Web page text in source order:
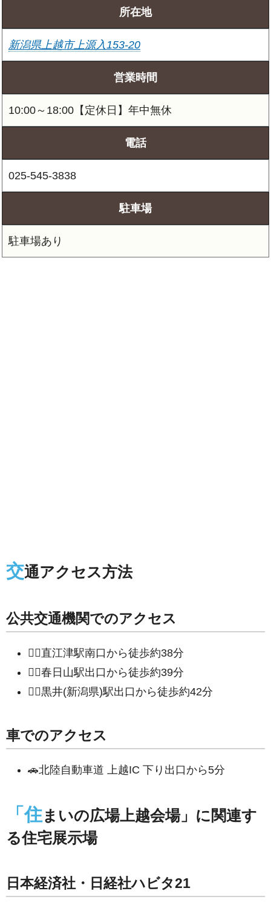
所在地
新潟県上越市上源入153-20
営業時間
10:00～18:00【定休日】年中無休
電話
025-545-3838
駐車場
駐車場あり
交通アクセス方法
公共交通機関でのアクセス
🚶‍♀直江津駅南口から徒歩約38分
🚶‍♀春日山駅出口から徒歩約39分
🚶‍♀黒井(新潟県)駅出口から徒歩約42分
車でのアクセス
🚗北陸自動車道 上越IC 下り出口から5分
「住まいの広場上越会場」に関連す
る住宅展示場
日本経済社・日経社ハビタ21